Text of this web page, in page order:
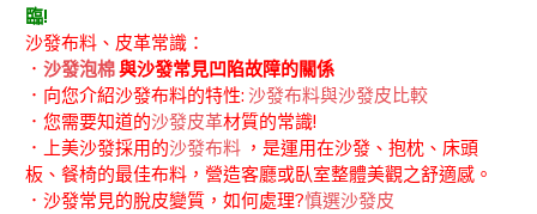
臨!
沙發布料、皮革常識：
． 沙發泡棉與沙發常見凹陷故障的關係
．向您介紹沙發布料的特性: 沙發布料與沙發皮比較
．您需要知道的沙發皮革材質的常識!
．上美沙發採用的沙發布料 ，是運用在沙發、抱枕、床頭
板、餐椅的最佳布料，營造客廳或臥室整體美觀之舒適感。
．沙發常見的脫皮變質，如何處理?慎選沙發皮